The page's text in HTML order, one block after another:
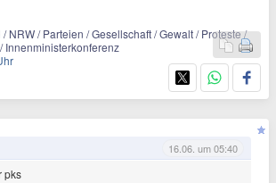
NRW / Parteien / Gesellschaft / Gewalt / Proteste /
Innenministerkonferenz
16.06. um 05:40
pks